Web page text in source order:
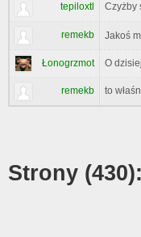
tepiloxtl Czyżby
remekb Jakoś
Łonogrzmot O
remekb to
Strony (430):